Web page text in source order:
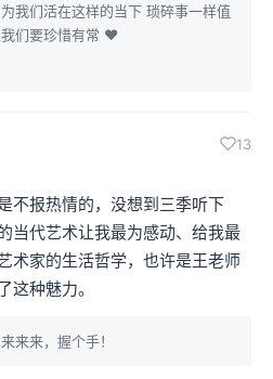
我们活在这样的当下 琐碎事一样值
们要珍惜有常 ❤
13
不报热情的，没想到三季听下
当代艺术让我最为感动、给我最
术家的生活哲学，也许是王老师
这种魅力。
来来，握个手！